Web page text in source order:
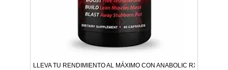
LLEVA TU RENDIMIENTO AL MÁXIMO CON ANABOLIC RX24